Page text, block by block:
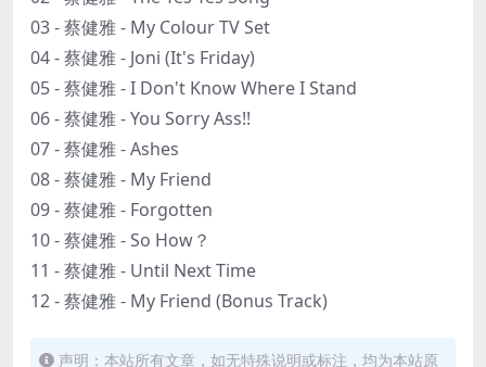
03 - 蔡健雅 - My Colour TV Set
04 - 蔡健雅 - Joni (It's Friday)
05 - 蔡健雅 - I Don't Know Where I Stand
06 - 蔡健雅 - You Sorry Ass!!
07 - 蔡健雅 - Ashes
08 - 蔡健雅 - My Friend
09 - 蔡健雅 - Forgotten
10 - 蔡健雅 - So How？
11 - 蔡健雅 - Until Next Time
12 - 蔡健雅 - My Friend (Bonus Track)
声明：本站所有文章，如无特殊说明或标注，均为本站原